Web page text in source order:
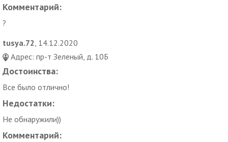
Комментарий:
?
tusya.72 , 14.12.2020
Адрес: пр-т Зеленый, д. 10Б
Достоинства:
Все было отлично!
Недостатки:
Не обнаружили))
Комментарий: